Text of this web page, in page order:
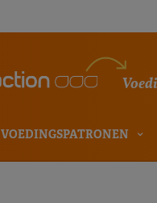
VOEDINGSPATRONEN